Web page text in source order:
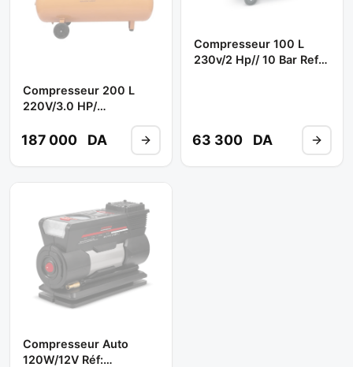
Compresseur 200 L
220V/3.0 HP/
187 000 DA
Compresseur 100 L
230v/2 Hp// 10 Bar Ref:
63 300 DA
Compresseur Auto
120W/12V Réf: